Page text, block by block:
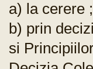
a) la cerere ;
b) prin
si